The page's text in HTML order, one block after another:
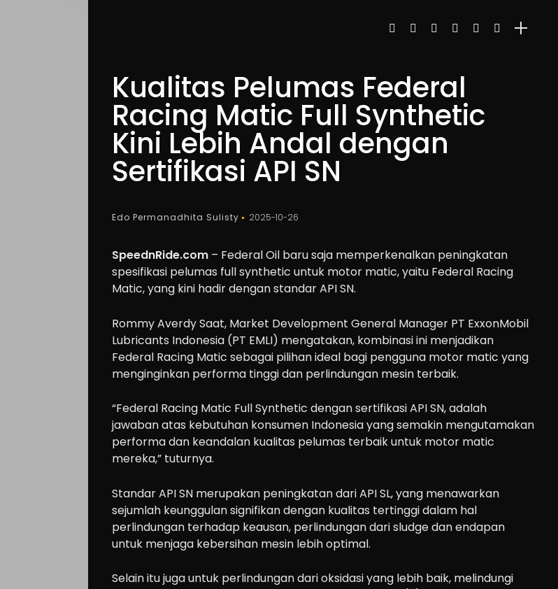
Kualitas Pelumas Federal
Racing Matic Full Synthetic
Kini Lebih Andal dengan
Sertifikasi API SN
Edo Permanadhita Sulisty 2025-10-26
SpeednRide.com– Federal Oil baru saja memperkenalkan peningkatan
spesifikasi pelumas full synthetic untuk motor matic, yaitu Federal Racing
Matic, yang kini hadir dengan standar API SN.
Rommy Averdy Saat, Market Development General Manager PT ExxonMobil
Lubricants Indonesia (PT EMLI) mengatakan, kombinasi ini menjadikan
Federal Racing Matic sebagai pilihan ideal bagi pengguna motor matic yang
menginginkan performa tinggi dan perlindungan mesin terbaik.
“Federal Racing Matic Full Synthetic dengan sertifikasi API SN, adalah
jawaban atas kebutuhan konsumen Indonesia yang semakin mengutamakan
performa dan keandalan kualitas pelumas terbaik untuk motor matic
mereka,” tuturnya.
Standar API SN merupakan peningkatan dari API SL, yang menawarkan
sejumlah keunggulan signifikan dengan kualitas tertinggi dalam hal
perlindungan terhadap keausan, perlindungan dari sludge dan endapan
untuk menjaga kebersihan mesin lebih optimal.
Selain itu juga untuk perlindungan dari oksidasi yang lebih baik, melindungi